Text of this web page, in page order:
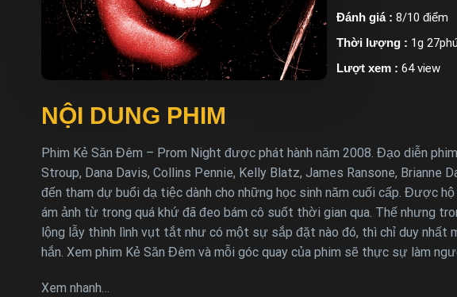
Đánh giá : 8/10 điểm
Thời lượng : 1g
Lượt xem : 64 view
NỘI DUNG PHIM
Phim Kẻ Săn Đêm – Prom Night được phát hành năm 2008. Đạo diễn
Stroup, Dana Davis, Collins Pennie, Kelly Blatz, James Ransone, Brianne
đến tham dự buổi dạ tiệc dành cho những học sinh năm cuối cấp. Được
ám ảnh từ trong quá khứ đã đeo bám cô suốt thời gian qua. Thế nhưng
lộng lẫy thình lình vụt tắt như có một sự sắp đặt nào đó, thì chỉ duy
hắn. Xem phim Kẻ Săn Đêm và mỗi góc quay của phim sẽ thực sự làm
Xem nhanh…